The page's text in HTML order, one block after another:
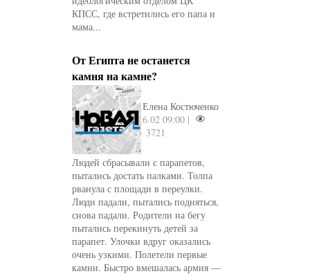
КПСС, где встретились его папа и
мама...
От Египта не останется
камня на камне?
Елена Костюченко
6.02 09:00 |
3721
Людей сбрасывали с парапетов,
пытались достать палками. Толпа
рванула с площади в переулки.
Люди падали, пытались подняться,
снова падали. Родители на бегу
пытались перекинуть детей за
парапет. Улочки вдруг оказались
очень узкими. Полетели первые
камни. Быстро вмешалась армия —